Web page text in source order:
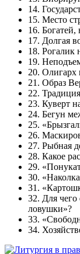
14.
15. Место
16.
17. Долгая
18. Рогалик
19.
20. Олигарх
21. Образ
22.
23. Куверт
24. Бегун
25.
26.
27. Рыбная
28. Какое
29.
30.
31.
32. Для
ловушки»?
33.
34.